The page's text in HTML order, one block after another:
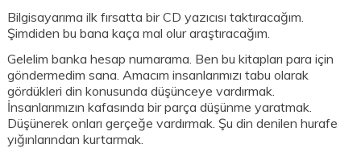
Bilgisayarıma ilk fırsatta bir CD yazıcısı taktıracağım.
Şimdiden bu bana kaça mal olur araştıracağım.
Gelelim banka hesap numarama. Ben bu kitapları para için
göndermedim sana. Amacım insanlarımızı tabu olarak
gördükleri din konusunda düşünceye vardırmak.
İnsanlarımızın kafasında bir parça düşünme yaratmak.
Düşünerek onları gerçeğe vardırmak. Şu din denilen hurafe
yığınlarından kurtarmak.